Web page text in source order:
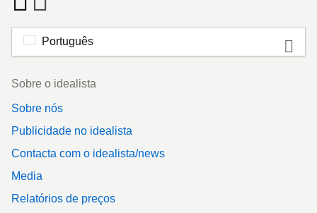
Português
Footer
Sobre o idealista
Sobre nós
Publicidade no idealista
Contacta com o idealista/news
Media
Relatórios de preços